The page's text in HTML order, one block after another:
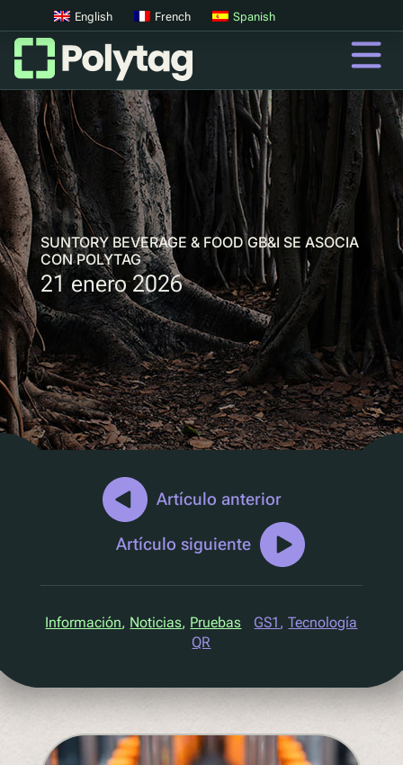
Códigos QR
Códigos QR avanzados
Etiquetas UV
Clasificación UV
QR
Pasaportes digitales de productos
Sistemas digitales de devolución de depósitos
Autenticación de productos
Marketing D2C
QR Reutilizar y rellenar
Ecotrace
Datos EPR
Clasificación mejorada
Lucozade
Ocado
Aldi
English French Spanish
SUNTORY BEVERAGE & FOOD GB&I SE ASOCIA
CON POLYTAG
21 enero 2026
Artículo anterior
Artículo siguiente
Información, Noticias, Pruebas GS1 , Tecnología
QR